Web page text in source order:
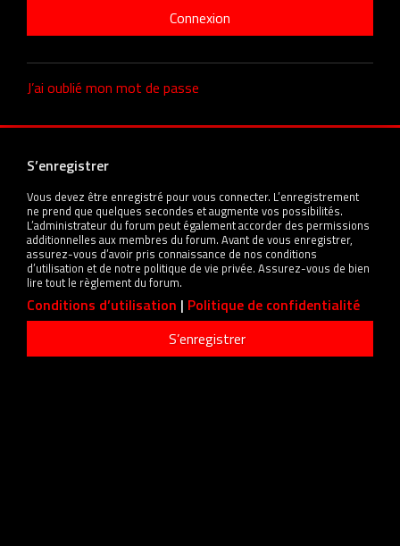
J’ai oublié mon mot de passe
S’enregistrer
Vous devez être enregistré pour vous connecter. L’enregistrement
ne prend que quelques secondes et augmente vos possibilités.
L’administrateur du forum peut également accorder des permissions
additionnelles aux membres du forum. Avant de vous enregistrer,
assurez-vous d’avoir pris connaissance de nos conditions
d’utilisation et de notre politique de vie privée. Assurez-vous de bien
lire tout le règlement du forum.
Conditions d’utilisation | Politique de confidentialité
S’enregistrer